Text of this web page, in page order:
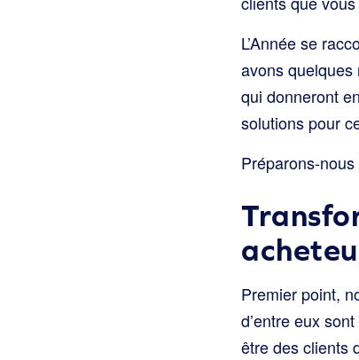
L’Année se
avons quelques
qui donneront
solutions pour
Préparons-
Premier point,
d’entre eux
être des clients